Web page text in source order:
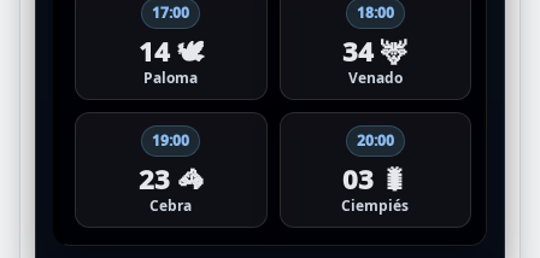
17:00
14 🕊️
Paloma
18:00
34 🦌
Venado
19:00
23 🦓
Cebra
20:00
03 🐛
Ciempiés